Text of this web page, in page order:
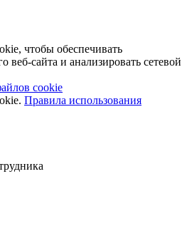
чтобы обеспечивать
веб-сайта и анализировать сетевой
cookie
Правила использования